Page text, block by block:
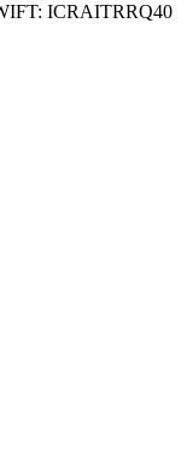
ICRAITRRQ40